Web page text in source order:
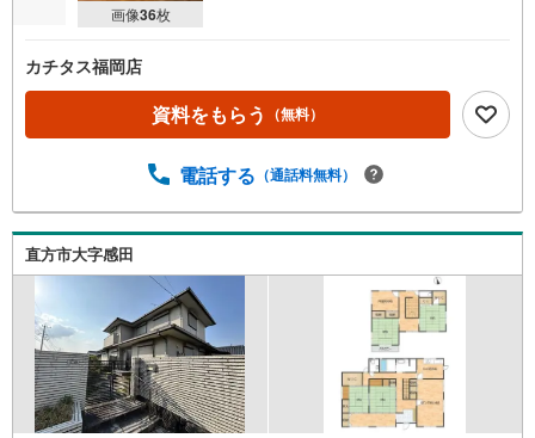
る
画像36枚
カチタス福岡店
資料をもらう （無料）
電話する （通話料無料）
直方市大字感田